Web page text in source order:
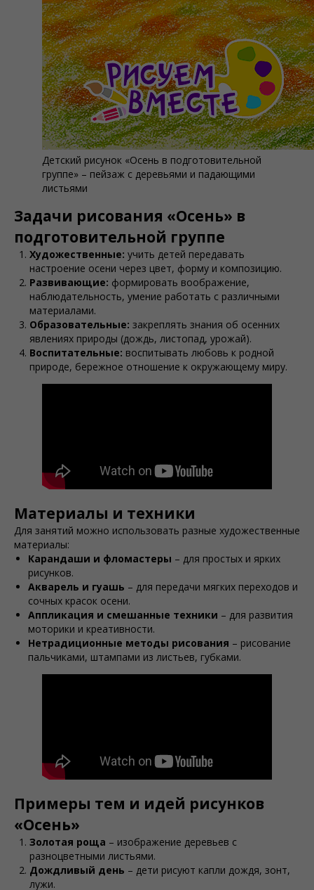
Детский рисунок «Осень в подготовительной
группе» – пейзаж с деревьями и падающими
листьями
Задачи рисования «Осень» в
подготовительной группе
Художественные: учить детей передавать
настроение осени через цвет, форму и композицию.
Развивающие: формировать воображение,
наблюдательность, умение работать с различными
материалами.
Образовательные: закреплять знания об осенних
явлениях природы (дождь, листопад, урожай).
Воспитательные: воспитывать любовь к родной
природе, бережное отношение к окружающему миру.
Материалы и техники
Для занятий можно использовать разные художественные
материалы:
Карандаши и фломастеры – для простых и ярких
рисунков.
Акварель и гуашь – для передачи мягких переходов и
сочных красок осени.
Аппликация и смешанные техники – для развития
моторики и креативности.
Нетрадиционные методы рисования – рисование
пальчиками, штампами из листьев, губками.
Примеры тем и идей рисунков
«Осень»
Золотая роща – изображение деревьев с
разноцветными листьями.
Дождливый день – дети рисуют капли дождя, зонт,
лужи.